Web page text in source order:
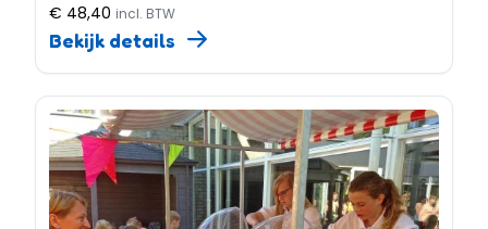
€ 48,40 incl. BTW
Bekijk details